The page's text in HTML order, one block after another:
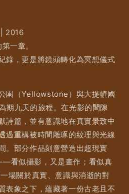
2016
一章。
錄，更是將鏡頭轉化為冥想儀式
園（Yellowstone）與大提頓國
期九天的旅程。在光影的間隙
詩篇，並有意識地在真實景致中
過重構被時間雕琢的紋理與光線
。部分作品刻意營造出超現實
看似攝影，又是畫作；看似真
場關於真實、意識與消逝的對
表象之下，蘊藏著一份古老且不